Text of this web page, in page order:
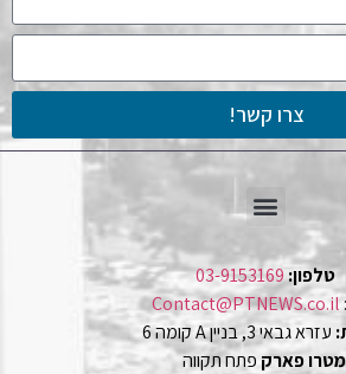
צרו קשר!
טלפון:03-9153169
:
Contact@PTNEWS.co.il
עזרא גבאי 3, בניין A קומה 6
מטרו פארק פתח תקווה